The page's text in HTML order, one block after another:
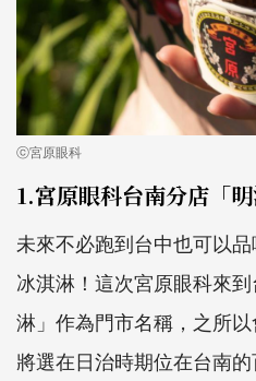
ⓒ宮原眼科
1.宮原眼科台南分店「明
未來不必跑到台中也可以
冰淇淋！這次宮原眼科來
淋」作為門市名稱，之所
將選在日治時期位在台南